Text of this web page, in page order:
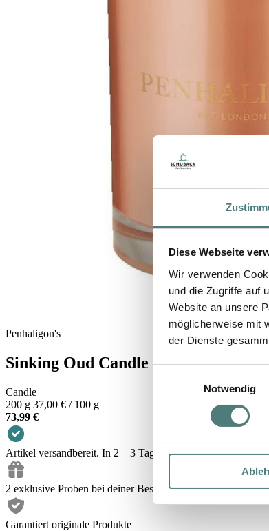
Diese Webseite
Wir verwenden
und die Zugriffe auf
Website an unsere
möglicherweise mit
der Dienste
Notwendig
Penhaligon's
Sinking Oud Candle
Candle
200 g 37,00 € / 100 g
73,99 €
Artikel versandbereit. In 2 – 3 Tagen bei dir.
2 exklusive Proben bei deiner Bestellung
Garantiert originale Produkte